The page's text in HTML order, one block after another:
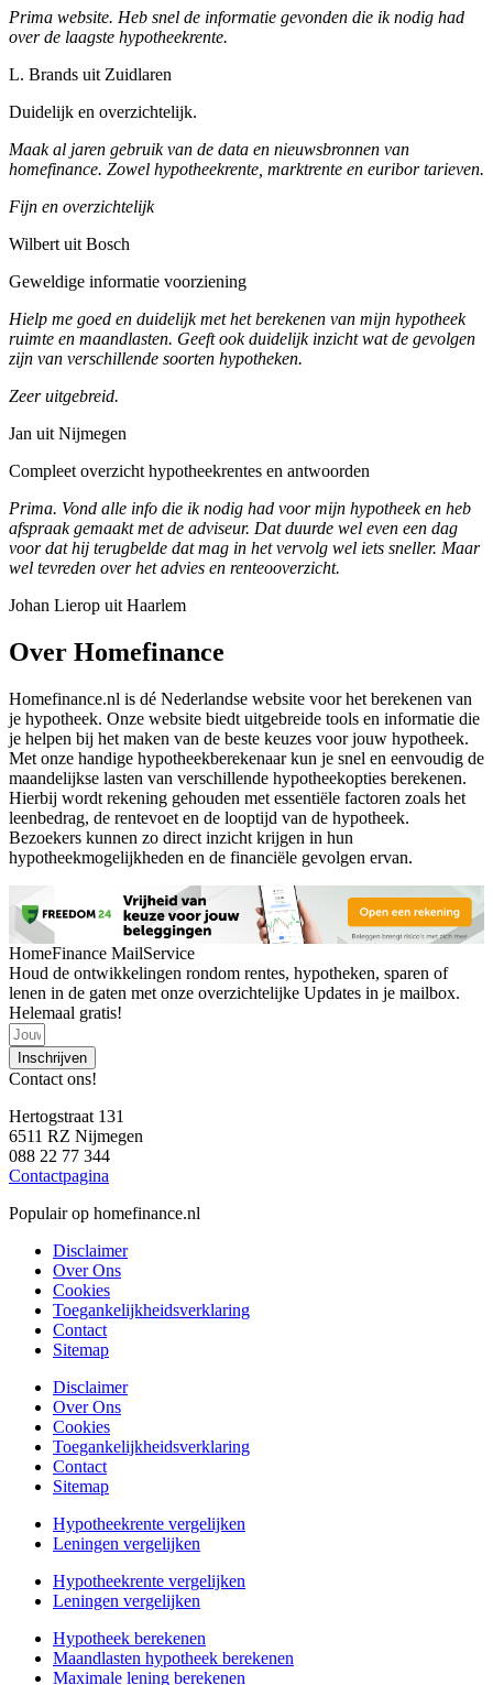
Prima website. Heb snel de informatie gevonden die ik nodig had
over de laagste hypotheekrente.
L. Brands uit Zuidlaren
Duidelijk en overzichtelijk.
Maak al jaren gebruik van de data en nieuwsbronnen van
homefinance. Zowel hypotheekrente, marktrente en euribor tarieven.
Fijn en overzichtelijk
Wilbert uit Bosch
Geweldige informatie voorziening
Hielp me goed en duidelijk met het berekenen van mijn hypotheek
ruimte en maandlasten. Geeft ook duidelijk inzicht wat de gevolgen
zijn van verschillende soorten hypotheken.
Zeer uitgebreid.
Jan uit Nijmegen
Compleet overzicht hypotheekrentes en antwoorden
Prima. Vond alle info die ik nodig had voor mijn hypotheek en heb
afspraak gemaakt met de adviseur. Dat duurde wel even een dag
voor dat hij terugbelde dat mag in het vervolg wel iets sneller. Maar
wel tevreden over het advies en renteooverzicht.
Johan Lierop uit Haarlem
Over Homefinance
Homefinance.nl is dé Nederlandse website voor het berekenen van
je hypotheek. Onze website biedt uitgebreide tools en informatie die
je helpen bij het maken van de beste keuzes voor jouw hypotheek.
Met onze handige hypotheekberekenaar kun je snel en eenvoudig de
maandelijkse lasten van verschillende hypotheekopties berekenen.
Hierbij wordt rekening gehouden met essentiële factoren zoals het
leenbedrag, de rentevoet en de looptijd van de hypotheek.
Bezoekers kunnen zo direct inzicht krijgen in hun
hypotheekmogelijkheden en de financiële gevolgen ervan.
HomeFinance MailService
Houd de ontwikkelingen rondom rentes, hypotheken, sparen of
lenen in de gaten met onze overzichtelijke Updates in je mailbox.
Helemaal gratis!
Inschrijven
Contact ons!
Hertogstraat 131
6511 RZ Nijmegen
088 22 77 344
Contactpagina
Populair op homefinance.nl
Disclaimer
Over Ons
Cookies
Toegankelijkheidsverklaring
Contact
Sitemap
Disclaimer
Over Ons
Cookies
Toegankelijkheidsverklaring
Contact
Sitemap
Hypotheekrente vergelijken
Leningen vergelijken
Hypotheekrente vergelijken
Leningen vergelijken
Hypotheek berekenen
Maandlasten hypotheek berekenen
Maximale lening berekenen